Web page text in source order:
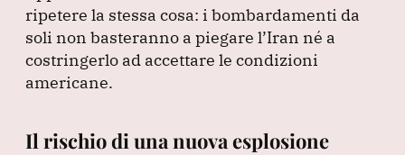
ripetere la stessa cosa: i bombardamenti da
soli non basteranno a piegare l’Iran né a
costringerlo ad accettare le condizioni
americane.
Il rischio di una nuova esplosione